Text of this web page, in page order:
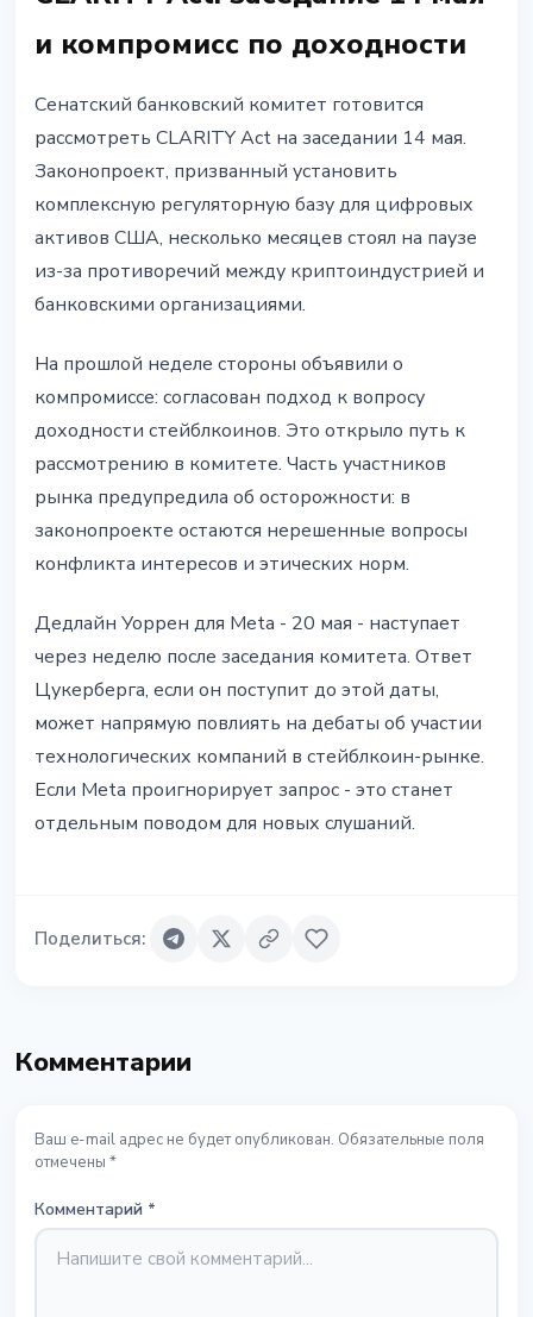
и компромисс по доходности
Сенатский банковский комитет готовится
рассмотреть CLARITY Act на заседании 14 мая.
Законопроект, призванный установить
комплексную регуляторную базу для цифровых
активов США, несколько месяцев стоял на паузе
из-за противоречий между криптоиндустрией и
банковскими организациями.
На прошлой неделе стороны объявили о
компромиссе: согласован подход к вопросу
доходности стейблкоинов. Это открыло путь к
рассмотрению в комитете. Часть участников
рынка предупредила об осторожности: в
законопроекте остаются нерешенные вопросы
конфликта интересов и этических норм.
Дедлайн Уоррен для Meta - 20 мая - наступает
через неделю после заседания комитета. Ответ
Цукерберга, если он поступит до этой даты,
может напрямую повлиять на дебаты об участии
технологических компаний в стейблкоин-рынке.
Если Meta проигнорирует запрос - это станет
отдельным поводом для новых слушаний.
Поделиться:
Комментарии
Ваш e-mail адрес не будет опубликован. Обязательные поля
отмечены *
Комментарий *